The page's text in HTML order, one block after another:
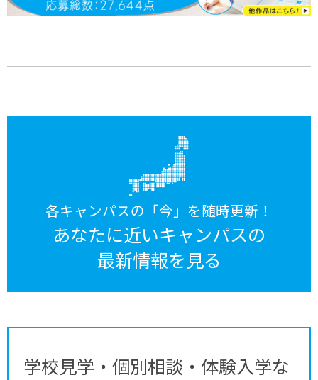
各キャンパスの「今」を随時更新！
あなたに近いキャンパスの
最新情報を見る
学校見学・個別相談・体験入学な